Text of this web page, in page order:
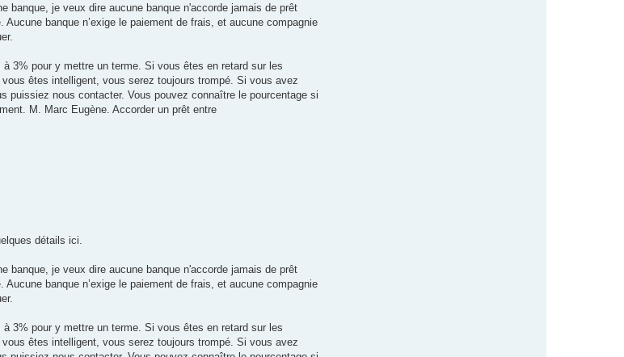
je veux dire aucune banque n'accorde jamais de prêt
banque n’exige le paiement de frais, et aucune compagnie
3% pour y mettre un terme. Si vous êtes en retard sur les
êtes intelligent, vous serez toujours trompé. Si vous avez
puissiez nous contacter. Vous pouvez connaître le pourcentage si
M. Marc Eugène. Accorder un prêt entre
détails ici.
je veux dire aucune banque n'accorde jamais de prêt
banque n’exige le paiement de frais, et aucune compagnie
3% pour y mettre un terme. Si vous êtes en retard sur les
êtes intelligent, vous serez toujours trompé. Si vous avez